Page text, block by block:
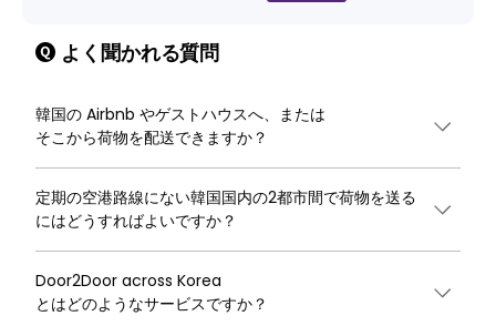
よく聞かれる質問
韓国の Airbnb やゲストハウスへ、または
そこから荷物を配送できますか？
定期の空港路線にない韓国国内の2都市間で荷物を送る
にはどうすればよいですか？
Door2Door across Korea
とはどのようなサービスですか？